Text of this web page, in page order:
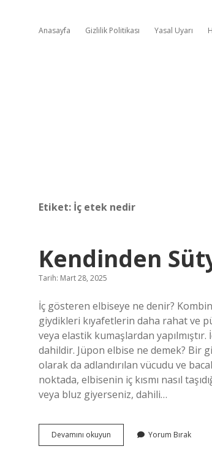
Anasayfa Gizlilik Politikası Yasal Uyarı
Etiket: İç etek nedir
Kendinden
Tarih: Mart 28, 2025
İç gösteren elbiseye ne denir?
giydikleri kıyafetlerin daha rahat ve
veya elastik kumaşlardan
dahildir. Jüpon elbise ne demek? Bir
olarak da adlandırılan vücudu ve
noktada, elbisenin iç kısmı nasıl
veya bluz giyerseniz, dahili…
Devamını okuyun Kendinden
Sütyenli
Yorum Bırak